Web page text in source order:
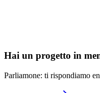
Hai un progetto in
Parliamone: ti rispondiamo